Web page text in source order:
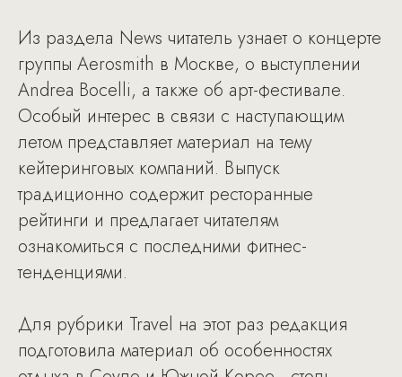
Из раздела News читатель узнает о концерте
группы Aerosmith в Москве, о выступлении
Andrea Bocelli, а также об арт-фестивале.
Особый интерес в связи с наступающим
летом представляет материал на тему
кейтеринговых компаний. Выпуск
традиционно содержит ресторанные
рейтинги и предлагает читателям
ознакомиться с последними фитнес-
тенденциями.
Для рубрики Travel на этот раз редакция
подготовила материал об особенностях